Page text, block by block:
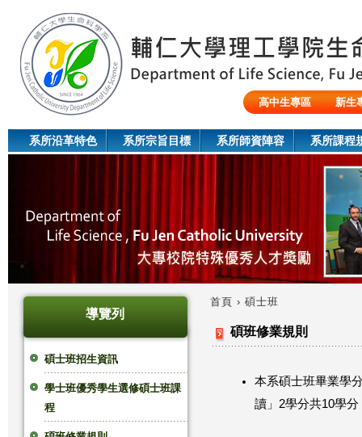
高中生專區
新生
系所沿革特色 系所宗旨目標 系所師資陣容 系所課程
導覽列
碩士班招生資訊
學士班優秀學生選修碩士班課
程
您
首頁 › 碩士班
碩班修業規則
本系碩士班畢業學
讀」2學分共10學